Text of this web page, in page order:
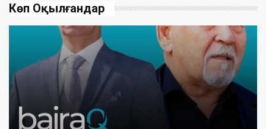
Көп Оқылғандар